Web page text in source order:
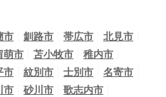
市 釧路市 帯広市
北見市
萌市 苫小牧市
稚内市
市 紋別市 士別市
名寄市
市 砂川市
歌志内市